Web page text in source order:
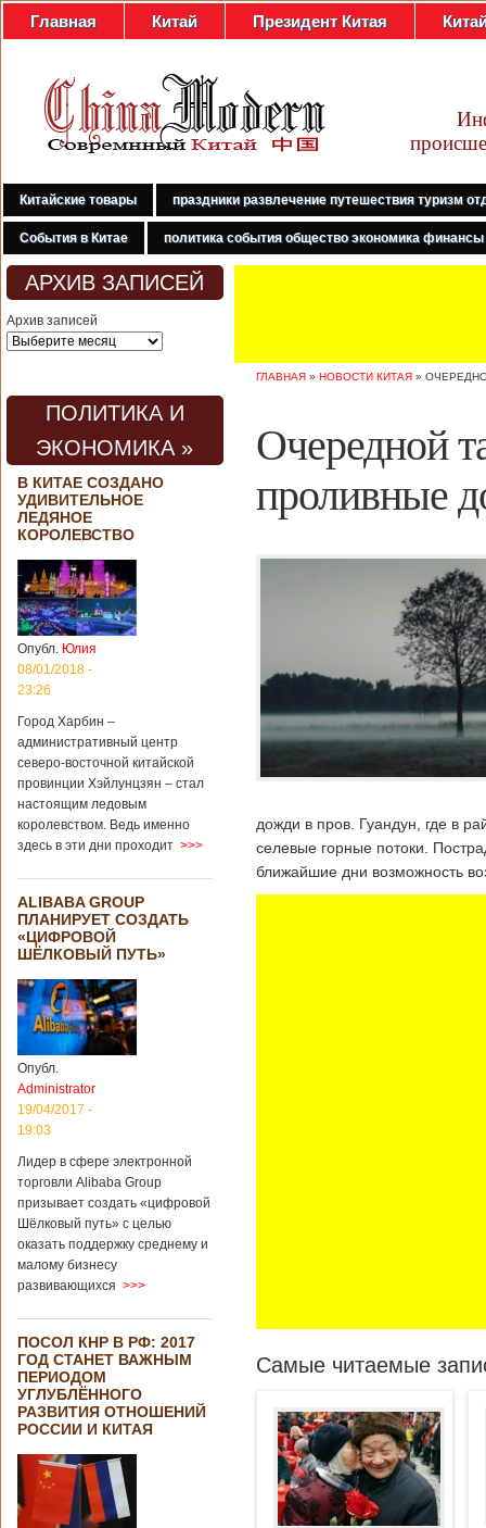
Главная Китай Президент Китая
Китайские товары праздники развлечение путешествия туризм
События в Китае политика события общество экономика финансы
АРХИВ ЗАПИСЕЙ
Архив записей
ПОЛИТИКА И
ЭКОНОМИКА »
В КИТАЕ СОЗДАНО
УДИВИТЕЛЬНОЕ
ЛЕДЯНОЕ
КОРОЛЕВСТВО
Опубл. Юлия
08/01/2018 -
23:26
Город Харбин –
административный центр
северо-восточной китайской
провинции Хэйлунцзян – стал
настоящим ледовым
королевством. Ведь именно
здесь в эти дни проходит >>>
ALIBABA GROUP
ПЛАНИРУЕТ СОЗДАТЬ
«ЦИФРОВОЙ
ШЁЛКОВЫЙ ПУТЬ»
Опубл.
Administrator
19/04/2017 -
19:03
Лидер в сфере электронной
торговли Alibaba Group
призывает создать «цифровой
Шёлковый путь» с целью
оказать поддержку среднему и
малому бизнесу
развивающихся >>>
ПОСОЛ КНР В РФ: 2017
ГОД СТАНЕТ ВАЖНЫМ
ПЕРИОДОМ
УГЛУБЛЁННОГО
РАЗВИТИЯ ОТНОШЕНИЙ
РОССИИ И КИТАЯ
ГЛАВНАЯ » НОВОСТИ КИТАЯ »
Очередной
проливные
дожди в пров. Гуандун, где в
селевые горные потоки.
ближайшие дни возможность
Самые читаемые